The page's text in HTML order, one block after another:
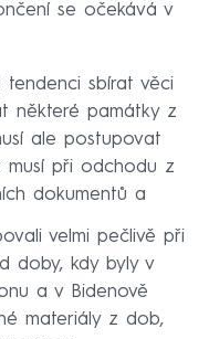
se očekává v
tendenci sbírat věci
některé památky z
ale postupovat
musí při odchodu z
dokumentů a
velmi pečlivě při
doby, kdy byly v
a v Bidenově
materiály z dob,